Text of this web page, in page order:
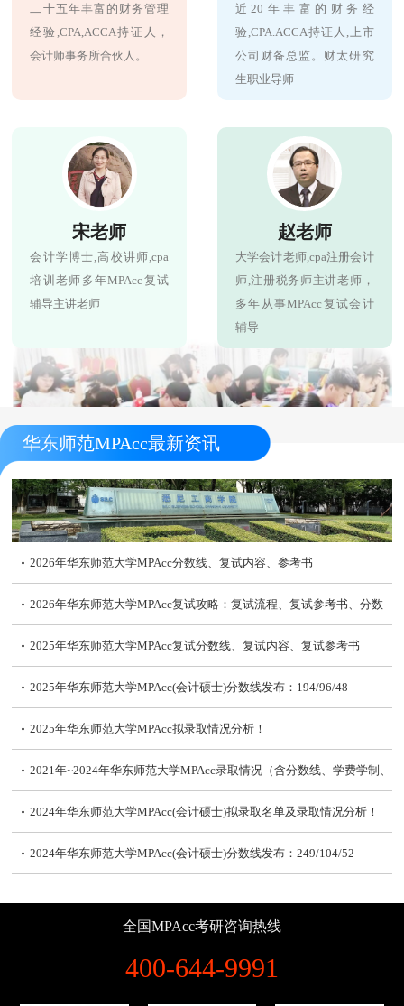
二十五年丰富的财务管理
经验,CPA,ACCA持证人，
会计师事务所合伙人。
近20年丰富的财务经
验,CPA.ACCA持证人,上市
公司财备总监。财太研究
生职业导师
宋老师
会计学博士,高校讲师,cpa
培训老师多年MPAcc复试
辅导主讲老师
赵老师
大学会计老师,cpa注册会计
师,注册税务师主讲老师，
多年从事MPAcc复试会计
辅导
华东师范MPAcc最新资讯
2026年华东师范大学MPAcc分数线、复试内容、参考书
2026年华东师范大学MPAcc复试攻略：复试流程、复试参考书、分数
线 2025年华东师范大学MPAcc复试分数线、复试内容、复试参考书
2025年华东师范大学MPAcc(会计硕士)分数线发布：194/96/48
2025年华东师范大学MPAcc拟录取情况分析！
2021年~2024年华东师范大学MPAcc录取情况（含分数线、学费学制、
复试内容）
2024年华东师范大学MPAcc(会计硕士)拟录取名单及录取情况分析！
2024年华东师范大学MPAcc(会计硕士)分数线发布：249/104/52
2024年华东师范大学MPAcc学费、招生人数及复试参考书
2021年-2023年华东师范大学MPAcc报考录取情况分析
全国MPAcc考研咨询热线
400-644-9991